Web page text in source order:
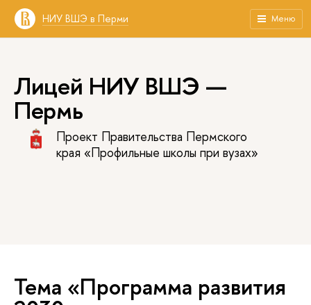
НИУ ВШЭ в Перми Меню
Лицей НИУ ВШЭ —
Пермь
Проект Правительства Пермского
края «Профильные школы при вузах»
Тема «Программа развития